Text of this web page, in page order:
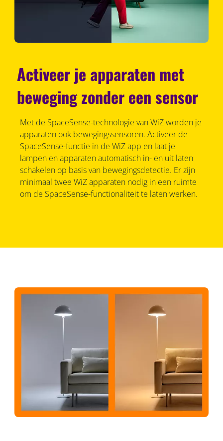
Activeer je apparaten met
beweging zonder een sensor
Met de SpaceSense-technologie van WiZ worden je
apparaten ook bewegingssensoren. Activeer de
SpaceSense-functie in de WiZ app en laat je
lampen en apparaten automatisch in- en uit laten
schakelen op basis van bewegingsdetectie. Er zijn
minimaal twee WiZ apparaten nodig in een ruimte
om de SpaceSense-functionaliteit te laten werken.